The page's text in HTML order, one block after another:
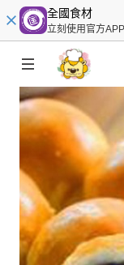
全國食材
立刻使用官方APP